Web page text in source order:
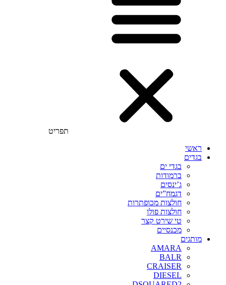
תפריט
ראשי
בגדים
בגדי ים
ברמודות
ג’ינסים
דגמח”ים
חולצות מכופתרות
חולצות פולו
טי שירט קצר
מכנסיים
מותגים
AMARA
BALR
CRAISER
DIESEL